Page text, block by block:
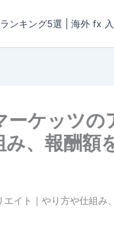
ンキング5選 | 海外 fx
ーケッツの
、報酬額
イト｜やり方や仕組み